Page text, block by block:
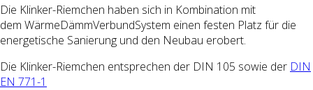
Die Klinker-Riemchen haben sich in Kombination mit
dem WärmeDämmVerbundSystem einen festen Platz für die
energetische Sanierung und den Neubau erobert.
Die Klinker-Riemchen entsprechen der DIN 105 sowie der DIN
EN 771-1